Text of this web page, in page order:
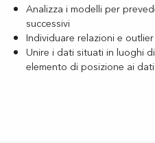
Analizza i modelli per
successivi
Individuare relazioni e
Unire i dati situati in luoghi
elemento di posizione ai dati